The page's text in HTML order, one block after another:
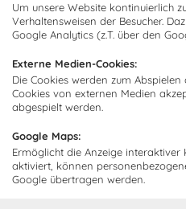
Um unsere Website kontinuierlich
Verhaltensweisen der Besucher.
Google Analytics (z.T. über den
Externe Medien-Cookies:
Die Cookies werden zum
Cookies von externen Medien
abgespielt werden.
Google Maps:
Ermöglicht die Anzeige interaktiver
aktiviert, können
Google übertragen werden.
Ich bin damit einverstanden,
per E-Mail-Newsletter über
Diese Einwilligung kann
sind in derDatenschutzrichtlinie
Zahlungsmethoden